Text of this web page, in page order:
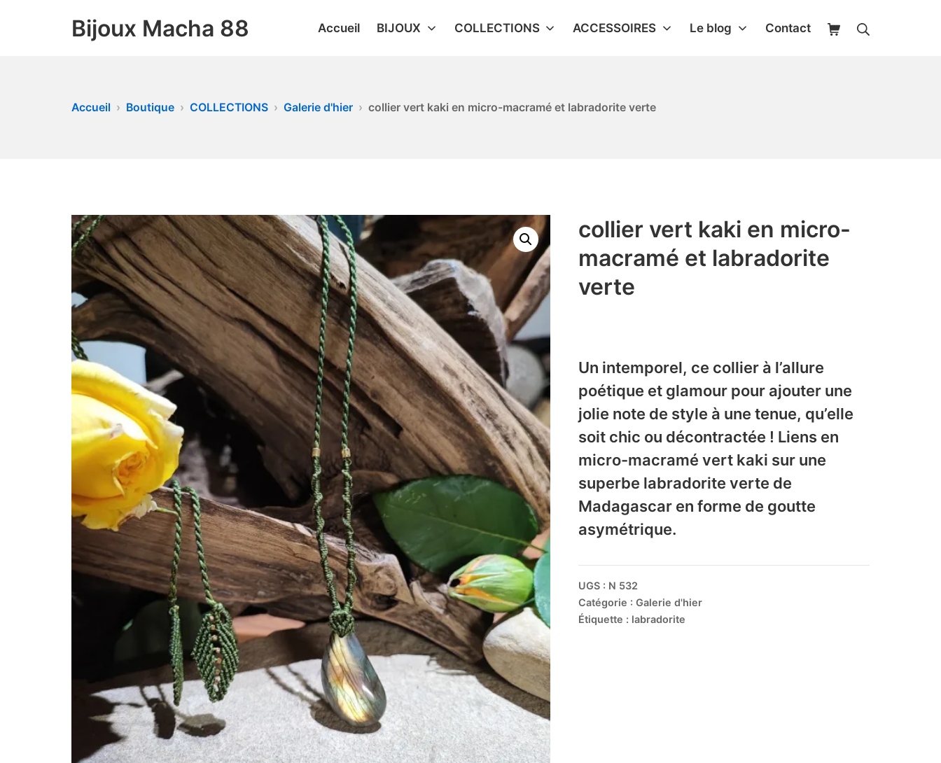
Bijoux Macha 88 Accueil BIJOUX COLLECTIONS ACCESSOIRES Le blog Contact
Accueil Boutique COLLECTIONS Galerie d'hier collier vert kaki en micro-macramé et labradorite verte
VENDU !
collier vert kaki en micro-
macramé et labradorite
verte
Un intemporel, ce collier à l’allure
poétique et glamour pour ajouter une
jolie note de style à une tenue, qu’elle
soit chic ou décontractée ! Liens en
micro-macramé vert kaki sur une
superbe labradorite verte de
Madagascar en forme de goutte
asymétrique.
UGS : N 532
Catégorie : Galerie d'hier
Étiquette : labradorite